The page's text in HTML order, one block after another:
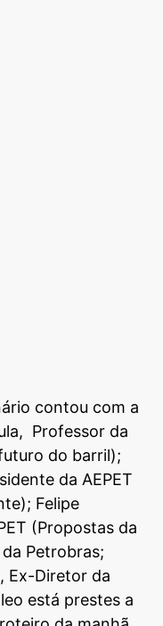
contou com a
Professor da
do barril);
da AEPET
Felipe
(Propostas da
Petrobras;
Ex-Diretor da
está prestes a